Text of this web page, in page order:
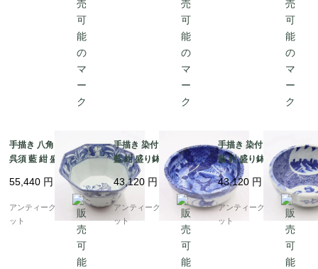
手描き 八角 染付 中鉢
呉須 藍 紺 盛り鉢 飾り
鉢 アンティーク 骨董
日本製 伊万里（波、草
55,440 円
アンティークブルーパロ
ット
手描き 染付 中鉢 呉須
藍 紺 盛り鉢 飾り鉢 ア
ンティーク 骨董 日本製
伊万里（馬・唐草・植
物）
43,120 円
アンティークブルーパロ
ット
手描き 染付 中鉢 呉須
藍 紺 盛り鉢 飾り鉢 ア
ンティーク 骨董 日本製
伊万里（窓絵草花・み
じん唐草）
43,120 円
アンティークブルーパロ
ット